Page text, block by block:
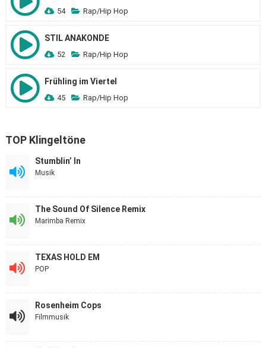
54 Rap/Hip Hop
STIL ANAKONDE
52 Rap/Hip Hop
Frühling im Viertel
45 Rap/Hip Hop
TOP Klingeltöne
Stumblin’ In
Musik
The Sound Of Silence Remix
Marimba Remix
TEXAS HOLD EM
POP
Rosenheim Cops
Filmmusik